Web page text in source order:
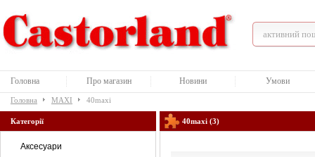
Головна Про магазин Новини Умови
Головна MAXI 40maxi
Категорії
Аксесуари
40maxi (3)